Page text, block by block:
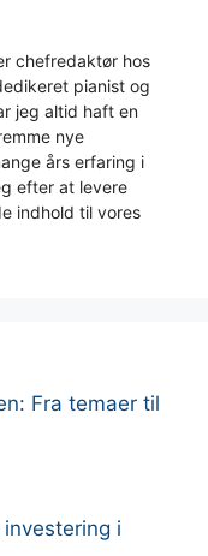
chefredaktør hos
pianist og
jeg altid haft en
nye
års erfaring i
efter at levere
indhold til vores
Fra temaer til
i